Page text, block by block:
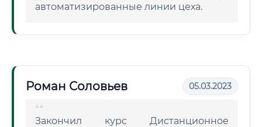
автоматизированные линии цеха.
Роман Соловьев 05.03.2023
Закончил курс Дистанционное